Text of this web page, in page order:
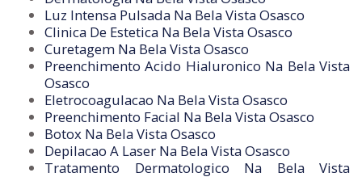
Luz Intensa Pulsada Na Bela Vista Osasco
Clinica De Estetica Na Bela Vista Osasco
Curetagem Na Bela Vista Osasco
Preenchimento Acido Hialuronico Na Bela Vista
Osasco
Eletrocoagulacao Na Bela Vista Osasco
Preenchimento Facial Na Bela Vista Osasco
Botox Na Bela Vista Osasco
Depilacao A Laser Na Bela Vista Osasco
Tratamento Dermatologico Na Bela Vista